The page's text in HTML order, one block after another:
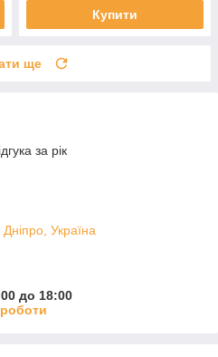
Купити
ще
за рік
Україна
до 18:00